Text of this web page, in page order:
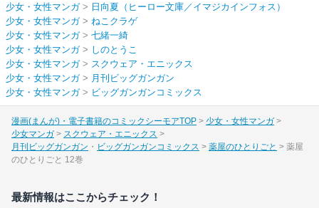
少女・女性マンガ> 日向夏（ヒーロー文庫／イマジカインフォス）
少女・女性マンガ> ねこクラゲ
少女・女性マンガ> 七緒一綺
少女・女性マンガ> しのとうこ
少女・女性マンガ> スクウェア・エニックス
少女・女性マンガ> 月刊ビッグガンガン
少女・女性マンガ> ビッグガンガンコミックス
漫画(まんが)・電子書籍のコミックシーモアTOP
少女・女性マンガ
少女マンガ
スクウェア・エニックス
月刊ビッグガンガン
ビッグガンガンコミックス 薬屋のひとりごと
薬屋
のひとりごと 12巻
最新情報はここからチェック！